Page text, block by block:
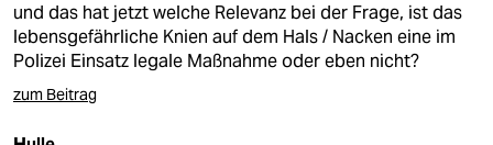
und das hat jetzt welche Relevanz bei der Frage, ist das
lebensgefährliche Knien auf dem Hals / Nacken eine im
Polizei Einsatz legale Maßnahme oder eben nicht?
zum Beitrag